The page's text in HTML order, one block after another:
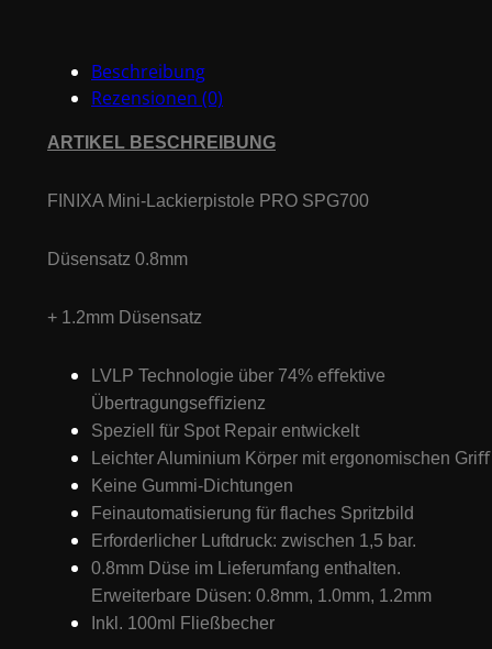
Düsensätze
0.8,
Menge
Beschreibung
Rezensionen (0)
ARTIKEL BESCHREIBUNG
FINIXA Mini-Lackierpistole PRO SPG700
Düsensatz 0.8mm
+ 1.2mm Düsensatz
LVLP Technologie über 74% eﬀektive
Übertragungseﬃzienz
Speziell für Spot Repair entwickelt
Leichter Aluminium Körper mit ergonomischen Griﬀ
Keine Gummi-Dichtungen
Feinautomatisierung für flaches Spritzbild
Erforderlicher Luftdruck: zwischen 1,5 bar.
0.8mm Düse im Lieferumfang enthalten.
Erweiterbare Düsen: 0.8mm, 1.0mm, 1.2mm
Inkl. 100ml Fließbecher